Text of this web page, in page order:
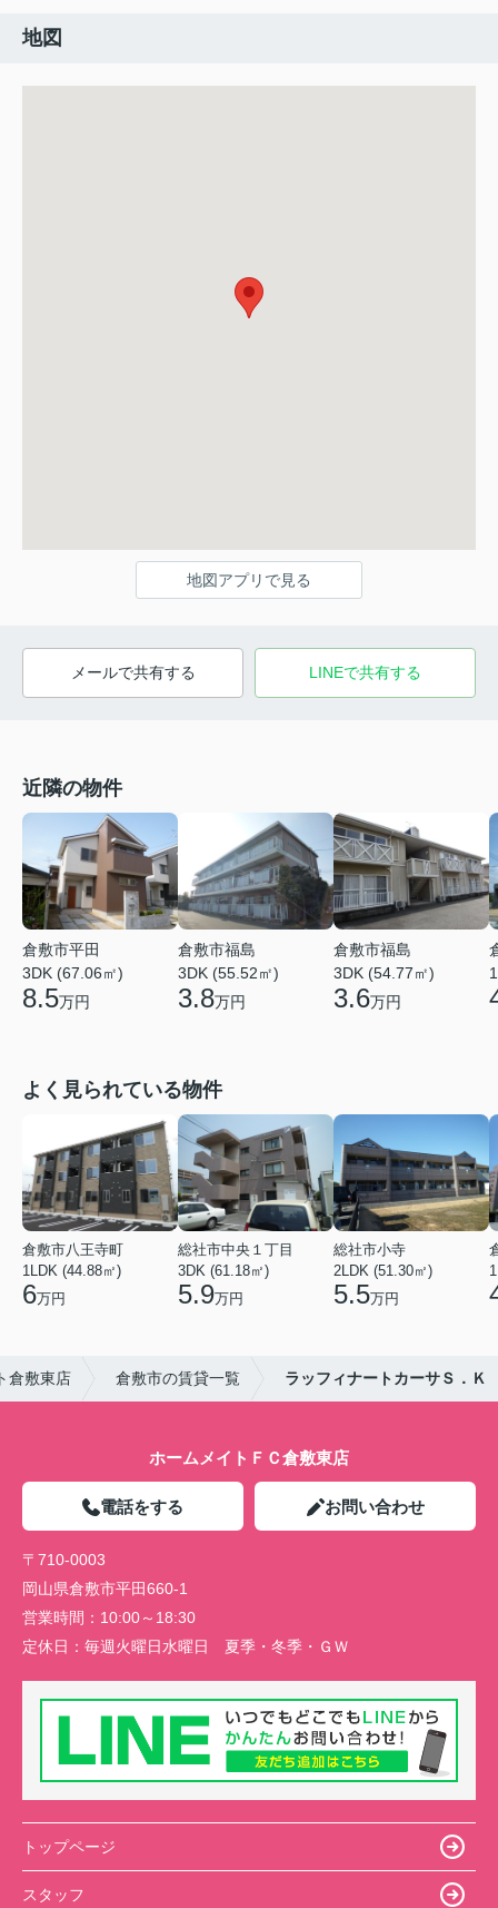
地図
地図アプリで見る
メールで共有する LINEで共有する
近隣の物件
倉敷市平田
3DK (67.06㎡)
8.5万円
倉敷市福島
3DK (55.52㎡)
3.8万円
倉敷市福島
3DK (54.77㎡)
3.6万円
よく見られている物件
倉敷市八王寺町
1LDK (44.88㎡)
6万円
総社市中央１丁目
3DK (61.18㎡)
5.9万円
総社市小寺
2LDK (51.30㎡)
5.5万円
倉敷東店 倉敷市の賃貸一覧 ラッフィナートカーサＳ．Ｋ
ホームメイトＦＣ倉敷東店
電話をする お問い合わせ
〒710-0003
岡山県倉敷市平田660-1
営業時間： 10:00～18:30
定休日： 毎週火曜日水曜日 夏季・冬季・ＧＷ
トップページ
スタッフ